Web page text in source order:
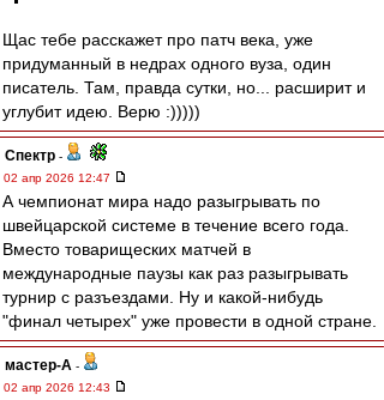
Щас тебе расскажет про патч века, уже
придуманный в недрах одного вуза, один
писатель. Там, правда сутки, но... расширит и
углубит идею. Верю :)))))
Спектр -
02 апр 2026 12:47
А чемпионат мира надо разыгрывать по
швейцарской системе в течение всего года.
Вместо товарищеских матчей в
международные паузы как раз разыгрывать
турнир с разъездами. Ну и какой-нибудь
"финал четырех" уже провести в одной стране.
мастер-А -
02 апр 2026 12:43